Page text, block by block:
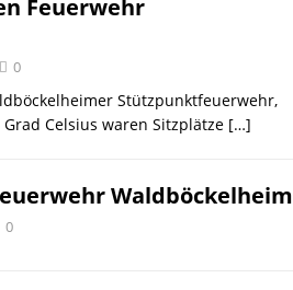
Feuerwehr
0
Stützpunktfeuerwehr,
Celsius waren Sitzplätze […]
Waldböckelheim
0